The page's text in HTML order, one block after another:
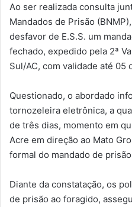
Ao ser realizada consulta
Mandados de Prisão
desfavor de E.S.S. um
fechado, expedido pela 2ª
Sul/AC, com validade até 05
Questionado, o abordado
tornozeleira eletrônica, a
de três dias, momento em
Acre em direção ao Mato
formal do mandado de
Diante da constatação, os
de prisão ao foragido,